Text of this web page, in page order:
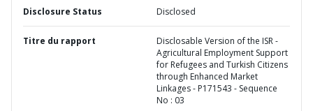
Disclosure Status Disclosed
Titre du rapport
Disclosable Version of the ISR -
Agricultural Employment Support
for Refugees and Turkish Citizens
through Enhanced Market
Linkages - P171543 - Sequence
No : 03